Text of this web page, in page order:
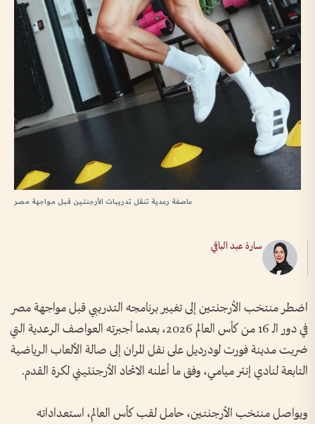
عاصفة رعدية تنقل تدريبات الأرجنتين قبل مواجهة مصر
سارة عبد الباقي
اضطر منتخب الأرجنتين إلى تغيير برنامجه التدريبي قبل مواجهة مصر
في دور الـ 16 من كأس العالم 2026، بعدما أجبرته العواصف الرعدية التي
ضربت مدينة فورت لودرديل على نقل المران إلى صالة الألعاب الرياضية
التابعة لنادي إنتر ميامي، وفق ما أعلنه الاتحاد الأرجنتيني لكرة القدم.
ويواصل منتخب الأرجنتين، حامل لقب كأس العالم، استعداداته